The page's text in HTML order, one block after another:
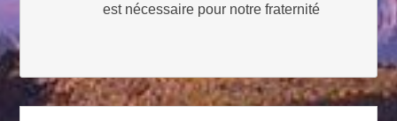
est nécessaire pour notre fraternité